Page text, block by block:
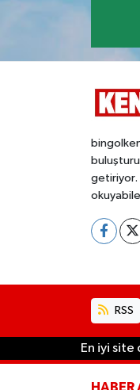
getiriyor.
RSS
En iyi
HABER